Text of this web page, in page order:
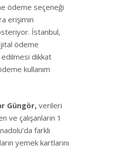
ödeme seçeneği
erişimin
İstanbul,
ödeme
dikkat
kullanım
Güngör, verileri
çalışanların 1
farklı
yemek kartlarını